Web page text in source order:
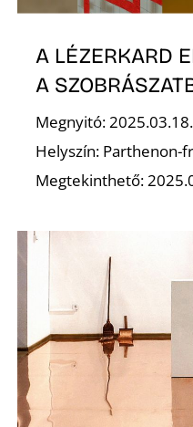
A LÉZERKARD
A
Megnyitó:
Helyszín: Parthenon-
Megtekinthető: